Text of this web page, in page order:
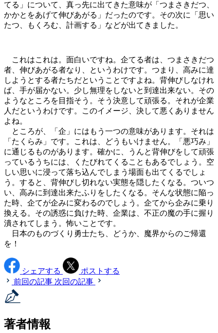
てる」について、真っ先に出てきた意味が「つまさきだつ、
かかとをあげて伸びあがる」だったのです。その次に「思い
たつ、もくろむ、計画する」などが出てきました。
これはこれは。面白いですね。企てる者は、つまさきだつ
者、伸びあがる者なり、というわけです。つまり、高みに達
しようとする者たちだということですよね。背伸びしなけれ
ば、手が届かない。少し無理をしないと到達出来ない。その
ようなところを目指そう。そう決意して頑張る。それが企業
人だというわけです。このイメージ、決して悪くありません
よね。
ところが、「企」にはもう一つの意味があります。それは
「たくらみ」です。これは、どうもいけません。「悪巧み」
に通じるものがあります。確かに、うんと背伸びをして頑張
っているうちには、くたびれてくることもあるでしょう。空
しい思いに浸って落ち込んでしまう場面も出てくるでしょ
う。すると、背伸びし切れない実態を隠したくなる。ついつ
い、高みに到達出来たふりをしたくなる。そんな状態に陥っ
た時、企てが企みに変わるのでしょう。企てから企みに乗り
換える。その誘惑に負けた時、企業は、不正の魔の手に握り
潰されてしまう。怖いことです。
日本のものづくり勇士たち、どうか、魔界からのご帰還
を！
シェアする
ポストする
前回の記事 次回の記事
著者情報